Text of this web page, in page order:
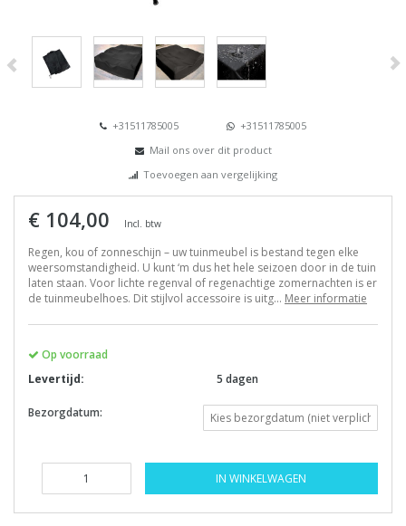
+31511785005
+31511785005
Mail ons over dit product
Toevoegen aan vergelijking
€ 104,00 Incl. btw
Regen, kou of zonneschijn – uw tuinmeubel is bestand tegen elke
weersomstandigheid. U kunt ‘m dus het hele seizoen door in de tuin
laten staan. Voor lichte regenval of regenachtige zomernachten is er
de tuinmeubelhoes. Dit stijlvol accessoire is uitg... Meer informatie
Op voorraad
Levertijd:
5 dagen
Bezorgdatum:
IN WINKELWAGEN